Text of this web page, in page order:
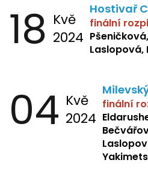
18 Kvě
2024
Hostivař
finální
Laslopová,
04 Kvě
2024
finální